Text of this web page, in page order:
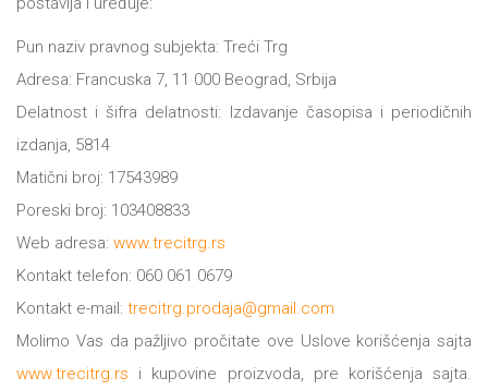
All
Star
Buka&Bes
NORD
Papirna
pozornica
NOVOSTI
GIFT
SHOP
O
NAMA
KNJIŽARA
Pun naziv pravnog subjekta: Treći Trg
Adresa: Francuska 7, 11 000 Beograd, Srbija
Delatnost i šifra delatnosti: Izdavanje časopisa i periodičnih
izdanja, 5814
Matični broj: 17543989
Poreski broj: 103408833
Web adresa: www.trecitrg.rs
Kontakt telefon: 060 061 0679
Kontakt e-mail: trecitrg.prodaja@gmail.com
Molimo Vas da pažljivo pročitate ove Uslove korišćenja sajta
www.trecitrg.rs i kupovine proizvoda, pre korišćenja sajta.